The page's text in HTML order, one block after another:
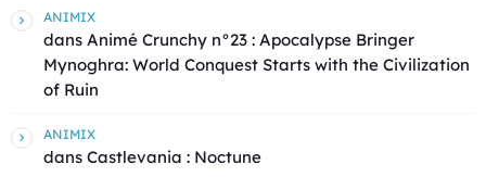
ANIMIX
dans Animé Crunchy n°23 : Apocalypse Bringer
Mynoghra: World Conquest Starts with the Civilization
of Ruin
ANIMIX
dans Castlevania : Noctune